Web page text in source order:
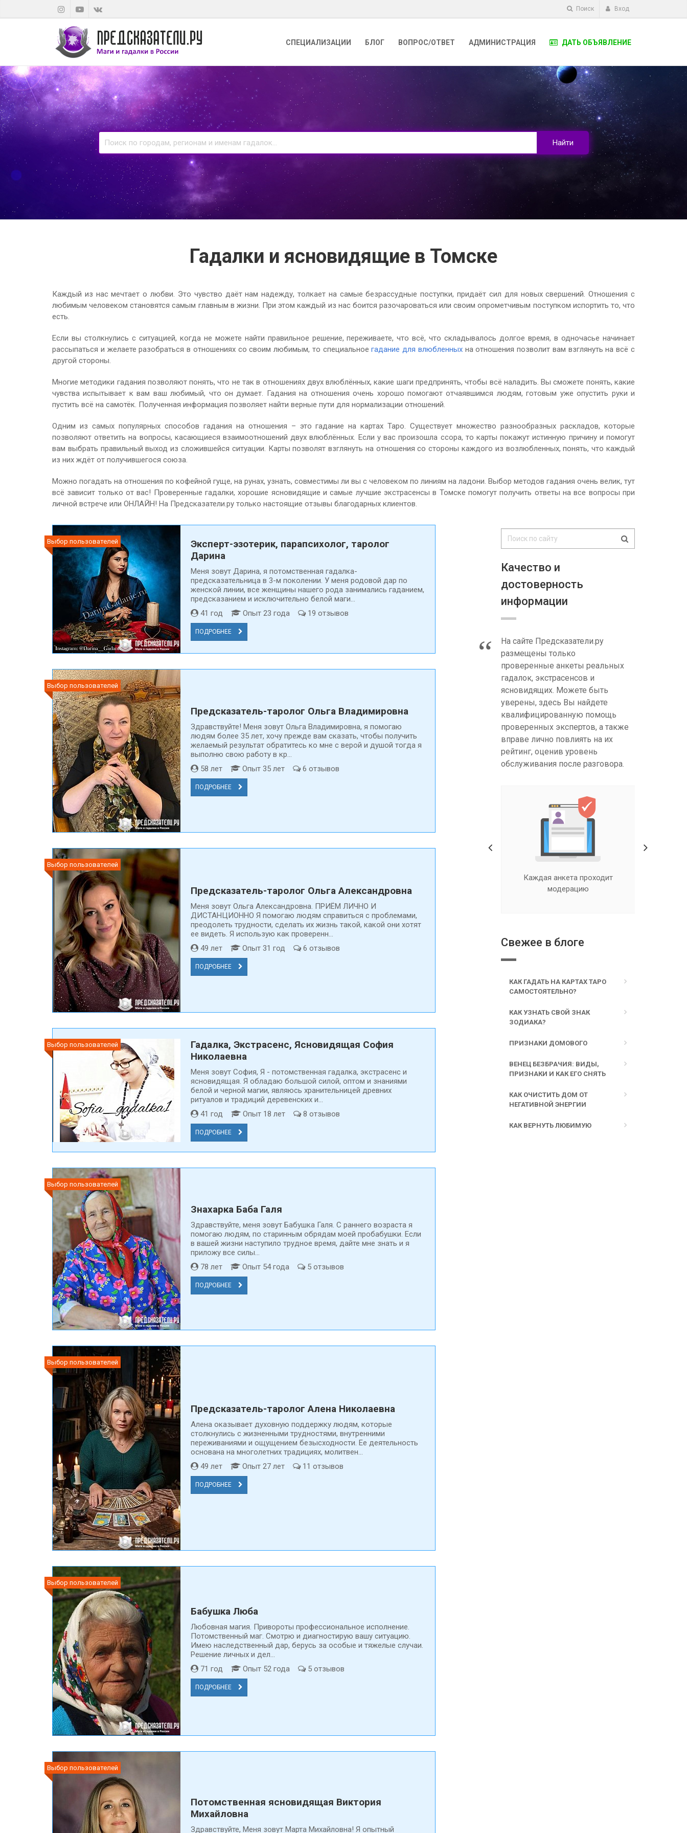
Поиск Вход
СПЕЦИАЛИЗАЦИИ БЛОГ ВОПРОС/ОТВЕТ АДМИНИСТРАЦИЯ ДАТЬ ОБЪЯВЛЕНИЕ
Найти
Гадалки и ясновидящие в Томске
Каждый из нас мечтает о любви. Это чувство даёт нам надежду, толкает на самые безрассудные поступки, придаёт сил для новых свершений. Отношения с
любимым человеком становятся самым главным в жизни. При этом каждый из нас боится разочароваться или своим опрометчивым поступком испортить то, что
есть.
Если вы столкнулись с ситуацией, когда не можете найти правильное решение, переживаете, что всё, что складывалось долгое время, в одночасье начинает
рассыпаться и желаете разобраться в отношениях со своим любимым, то специальноегадание для влюбленныхна отношения позволит вам взглянуть на всё с
другой стороны.
Многие методики гадания позволяют понять, что не так в отношениях двух влюблённых, какие шаги предпринять, чтобы всё наладить. Вы сможете понять, какие
чувства испытывает к вам ваш любимый, что он думает. Гадания на отношения очень хорошо помогают отчаявшимся людям, готовым уже опустить руки и
пустить всё на самотёк. Полученная информация позволяет найти верные пути для нормализации отношений.
Одним из самых популярных способов гадания на отношения – это гадание на картах Таро. Существует множество разнообразных раскладов, которые
позволяют ответить на вопросы, касающиеся взаимоотношений двух влюблённых. Если у вас произошла ссора, то карты покажут истинную причину и помогут
вам выбрать правильный выход из сложившейся ситуации. Карты позволят взглянуть на отношения со стороны каждого из возлюбленных, понять, что каждый
из них ждёт от получившегося союза.
Можно погадать на отношения по кофейной гуще, на рунах, узнать, совместимы ли вы с человеком по линиям на ладони. Выбор методов гадания очень велик, тут
всё зависит только от вас! Проверенные гадалки, хорошие ясновидящие и самые лучшие экстрасенсы в Томске помогут получить ответы на все вопросы при
личной встрече или ОНЛАЙН! На Предсказатели.ру только настоящие отзывы благодарных клиентов.
Выбор пользователей
Эксперт-эзотерик, парапсихолог, таролог
Дарина
Меня зовут Дарина, я потомственная гадалка-
предсказательница в 3-м поколении. У меня родовой дар по
женской линии, все женщины нашего рода занимались гаданием,
предсказанием и исключительно белой маги...
41 год
Опыт 23 года 19 отзывов
ПОДРОБНЕЕ
Выбор пользователей
Предсказатель-таролог Ольга Владимировна
Здравствуйте! Меня зовут Ольга Владимировна, я помогаю
людям более 35 лет, хочу прежде вам сказать, чтобы получить
желаемый результат обратитесь ко мне с верой и душой тогда я
выполню свою работу в кр...
58 лет
Опыт 35 лет 6 отзывов
ПОДРОБНЕЕ
Выбор пользователей
Предсказатель-таролог Ольга Александровна
Меня зовут Ольга Александровна. ПРИЁМ ЛИЧНО И
ДИСТАНЦИОННО Я помогаю людям справиться с проблемами,
преодолеть трудности, сделать их жизнь такой, какой они хотят
ее видеть. Я использую как проверенн...
49 лет
Опыт 31 год 6 отзывов
ПОДРОБНЕЕ
Выбор пользователей
Гадалка, Экстрасенс, Ясновидящая София
Николаевна
Меня зовут Cофия, Я - потомственная гадалка, экстрасенс и
ясновидящая. Я обладаю большой силой, оптом и знаниями
белой и черной магии, являюсь хранительницей древних
ритуалов и традиций деревенских и...
41 год
Опыт 18 лет 8 отзывов
ПОДРОБНЕЕ
Выбор пользователей
Знахарка Баба Галя
Здравствуйте, меня зовут Бабушка Галя. С раннего возраста я
помогаю людям, по старинным обрядам моей пробабушки. Если
в вашей жизни наступило трудное время, дайте мне знать и я
приложу все силы...
78 лет
Опыт 54 года 5 отзывов
ПОДРОБНЕЕ
Выбор пользователей
Предсказатель-таролог Алена Николаевна
Алена оказывает духовную поддержку людям, которые
столкнулись с жизненными трудностями, внутренними
переживаниями и ощущением безысходности. Ее деятельность
основана на многолетних традициях, молитвен...
49 лет
Опыт 27 лет 11 отзывов
ПОДРОБНЕЕ
Выбор пользователей
Бабушка Люба
Любовная магия. Привороты профессиональное исполнение.
Потомственный маг. Смотрю и диагностирую вашу ситуацию.
Имею наследственный дар, берусь за особые и тяжелые случаи.
Решение личных и дел...
71 год
Опыт 52 года 5 отзывов
ПОДРОБНЕЕ
Выбор пользователей
Потомственная ясновидящая Виктория
Михайловна
Здравствуйте, Меня зовут Марта Михайловна! Я опытный
Качество и
достоверность
информации
На сайте Предсказатели.ру
размещены только
проверенные анкеты реальных
гадалок, экстрасенсов и
ясновидящих. Можете быть
уверены, здесь Вы найдете
квалифицированную помощь
проверенных экспертов, а также
вправе лично повлиять на их
рейтинг, оценив уровень
обслуживания после разговора.
проверенные специалисты
Настоящие гадалки,
ясновидящие и экстрасенсы
Свежее в блоге
КАК ГАДАТЬ НА КАРТАХ ТАРО
САМОСТОЯТЕЛЬНО?
КАК УЗНАТЬ СВОЙ ЗНАК
ЗОДИАКА?
ПРИЗНАКИ ДОМОВОГО
ВЕНЕЦ БЕЗБРАЧИЯ: ВИДЫ,
ПРИЗНАКИ И КАК ЕГО СНЯТЬ
КАК ОЧИСТИТЬ ДОМ ОТ
НЕГАТИВНОЙ ЭНЕРГИИ
КАК ВЕРНУТЬ ЛЮБИМУЮ